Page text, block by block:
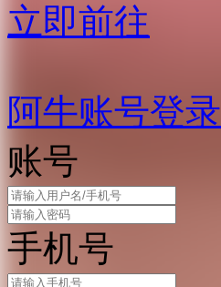
立即前往
阿牛账号登录
账号
手机号